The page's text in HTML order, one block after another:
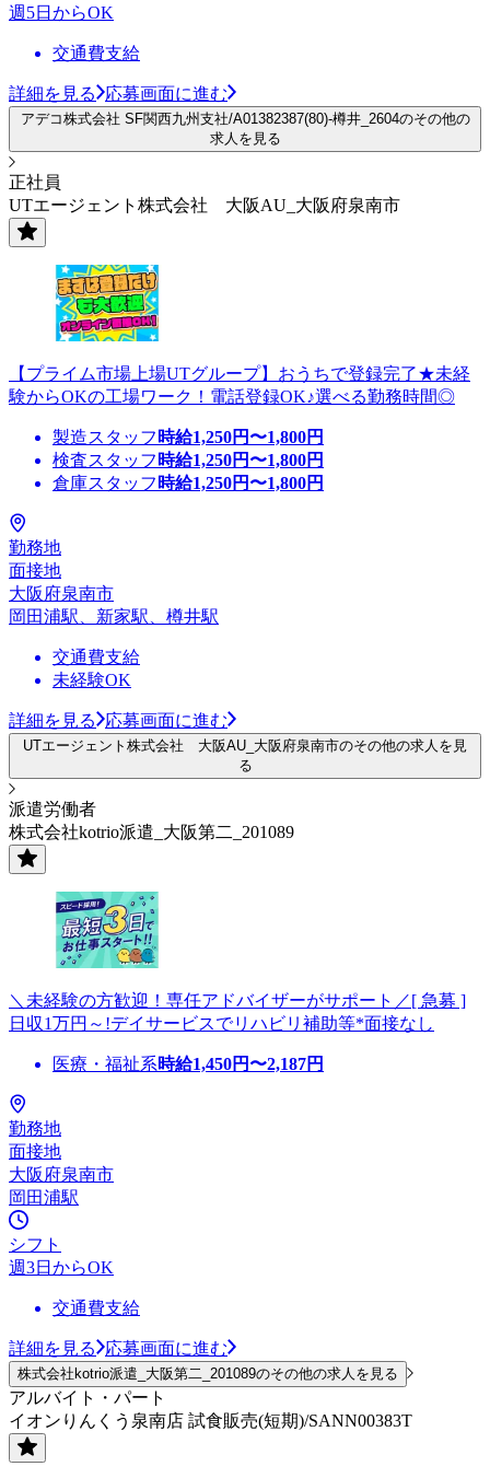
週5日からOK
交通費支給
詳細を見る 応募画面に進む
アデコ株式会社 SF関西九州支社/A01382387(80)-樽井_2604のその他の
求人を見る
正社員
UTエージェント株式会社 大阪AU_大阪府泉南市
【プライム市場上場UTグループ】おうちで登録完了★未経
験からOKの工場ワーク！電話登録OK♪選べる勤務時間◎
製造スタッフ 時給1,250円〜1,800円
検査スタッフ 時給1,250円〜1,800円
倉庫スタッフ 時給1,250円〜1,800円
勤務地
面接地
大阪府泉南市
岡田浦駅、新家駅、樽井駅
交通費支給
未経験OK
詳細を見る 応募画面に進む
UTエージェント株式会社 大阪AU_大阪府泉南市のその他の求人を見
る
派遣労働者
株式会社kotrio派遣_大阪第二_201089
＼未経験の方歓迎！専任アドバイザーがサポート／[ 急募 ]
日収1万円～!デイサービスでリハビリ補助等*面接なし
医療・福祉系時給1,450円〜2,187円
勤務地
面接地
大阪府泉南市
岡田浦駅
シフト
週3日からOK
交通費支給
詳細を見る 応募画面に進む
株式会社kotrio派遣_大阪第二_201089のその他の求人を見る
アルバイト・パート
イオンりんくう泉南店 試食販売(短期)/SANN00383T